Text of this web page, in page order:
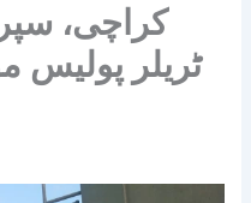
کراچی،
ٹریلر پولیس